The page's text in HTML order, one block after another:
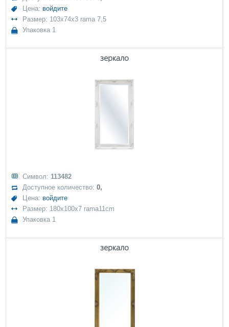
Цена: войдите
Размер: 103x74x3 rama 7,5
Упаковка 1
зеркало
Символ: 113482
Доступное количество:0,
Цена: войдите
Размер: 180x100x7 rama11cm
Упаковка 1
зеркало